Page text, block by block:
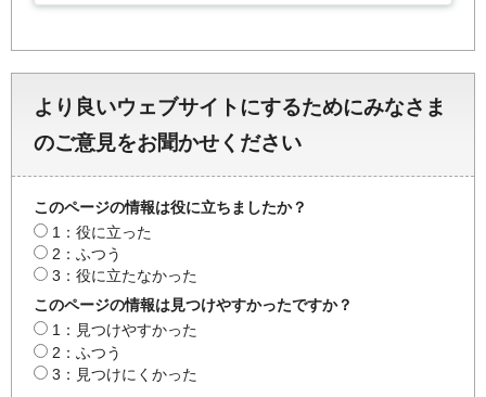
より良いウェブサイトにするためにみなさま
のご意見をお聞かせください
このページの情報は役に立ちましたか？
1：役に立った
2：ふつう
3：役に立たなかった
このページの情報は見つけやすかったですか？
1：見つけやすかった
2：ふつう
3：見つけにくかった